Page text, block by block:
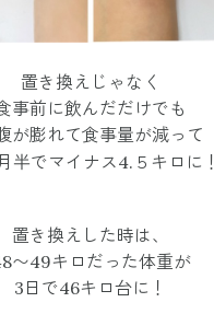
置き換えじゃなく
事前に飲んだだけでも
が膨れて食事量が減って
半でマイナス4.５キロに！
置き換えした時は、
〜49キロだった体重が
3日で46キロ台に！